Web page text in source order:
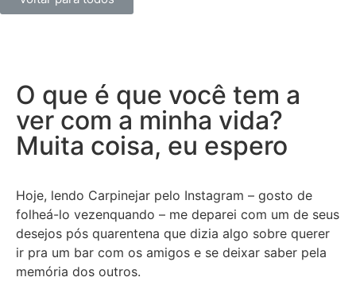
O que é que você tem a
ver com a minha vida?
Muita coisa, eu espero
Hoje, lendo Carpinejar pelo Instagram – gosto de
folheá-lo vezenquando – me deparei com um de seus
desejos pós quarentena que dizia algo sobre querer
ir pra um bar com os amigos e se deixar saber pela
memória dos outros.